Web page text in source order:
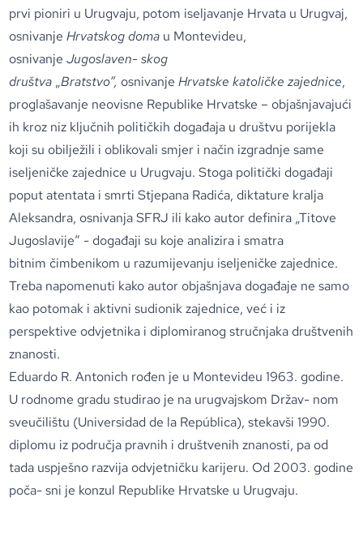
prvi pioniri u Urugvaju, potom iseljavanje Hrvata u Urugvaj,
osnivanjeHrvatskog doma u Montevideu,
osnivanjeJugoslaven- skog
društva „Bratstvo“, osnivanjeHrvatske katoličke zajednice,
proglašavanje neovisne Republike Hrvatske – objašnjavajući
ih kroz niz ključnih političkih događaja u društvu porijekla
koji su obilježili i oblikovali smjer i način izgradnje same
iseljeničke zajednice u Urugvaju. Stoga politički događaji
poput atentata i smrti Stjepana Radića, diktature kralja
Aleksandra, osnivanja SFRJ ili kako autor definira „Titove
Jugoslavije“ - događaji su koje analizira i smatra
bitnim čimbenikom u razumijevanju iseljeničke zajednice.
Treba napomenuti kako autor objašnjava događaje ne samo
kao potomak i aktivni sudionik zajednice, već i iz
perspektive odvjetnika i diplomiranog stručnjaka društvenih
znanosti.
Eduardo R. Antonich rođen je u Montevideu 1963. godine.
U rodnome gradu studirao je na urugvajskom Držav- nom
sveučilištu (Universidad de la República), stekavši 1990.
diplomu iz područja pravnih i društvenih znanosti, pa od
tada uspješno razvija odvjetničku karijeru. Od 2003. godine
poča- sni je konzul Republike Hrvatske u Urugvaju.